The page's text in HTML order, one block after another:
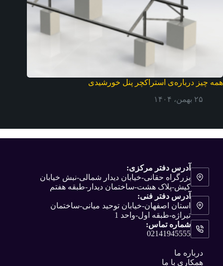
همه چیز درباره‌ی استراکچر پنل خورشیدی
۲۵ بهمن، ۱۴۰۴
آدرس دفتر مرکزی:
بزرگراه حقانی-خیابان دیدار شمالی-نبش خیابان
کیش-پلاک هشت-ساختمان دیدار-طبقه هفتم
آدرس دفتر فنی:
استان اصفهان-خیابان توحید میانی-ساختمان
تیراژه-طبقه اول-واحد 1
شماره تماس:
02141945555
درباره ما
همکاری با ما